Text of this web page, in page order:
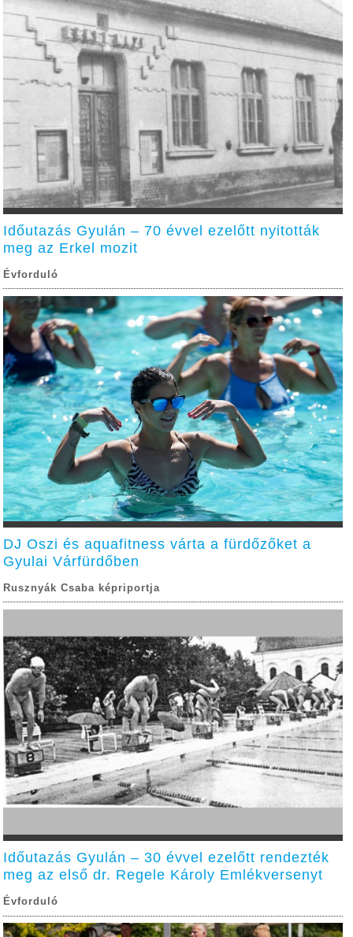
Időutazás Gyulán – 70 évvel ezelőtt nyitották
meg az Erkel mozit
Évforduló
DJ Oszi és aquafitness várta a fürdőzőket a
Gyulai Várfürdőben
Rusznyák Csaba képriportja
Időutazás Gyulán – 30 évvel ezelőtt rendezték
meg az első dr. Regele Károly Emlékversenyt
Évforduló